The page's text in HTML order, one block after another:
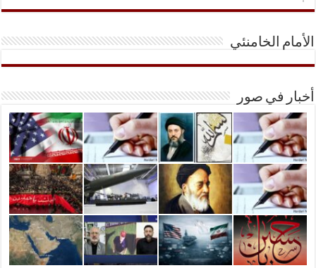
الأمام الخامنئي
أخبار في صور